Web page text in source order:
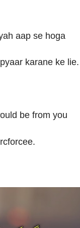
aap se hoga
karane ke lie.
be from you